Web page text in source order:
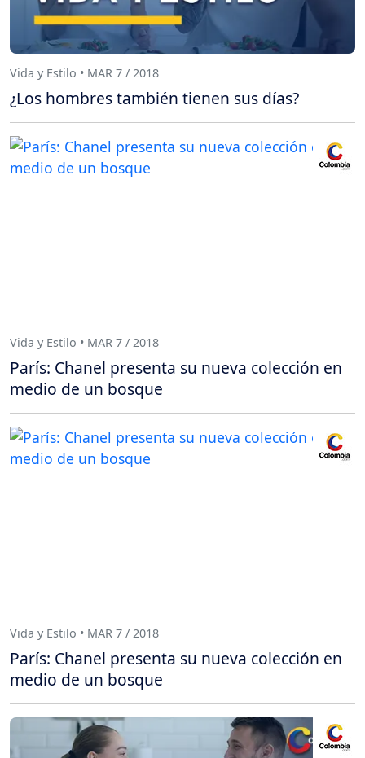
Vida y Estilo • MAR 7 / 2018
¿Los hombres también tienen sus días?
Vida y Estilo • MAR 7 / 2018
París: Chanel presenta su nueva colección en
medio de un bosque
Vida y Estilo • MAR 7 / 2018
París: Chanel presenta su nueva colección en
medio de un bosque